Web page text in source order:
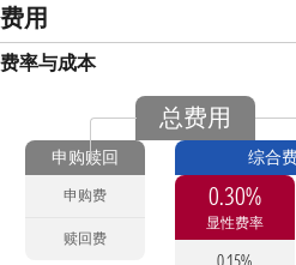
费用
费率与成本
总费用
申购赎回
申购费
赎回费
综合
0.30%
显性费率